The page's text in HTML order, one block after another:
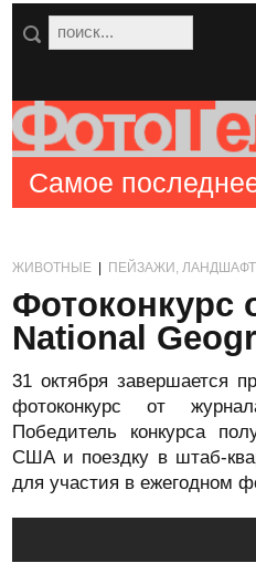
Самое
ЖИВОТНЫЕ ПЕЙЗАЖИ,
Фотоконкурс
National
31 октября завершается
фотоконкурс от
Победитель конкурса
США и поездку в штаб-
для участия в ежегодном